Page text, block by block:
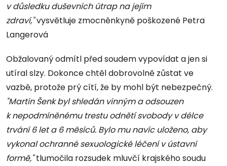
v důsledku duševních útrap na jejím
zdraví,"vysvětluje zmocněnkyně poškozené Petra
Langerová
Obžalovaný odmítl před soudem vypovídat a jen si
utíral slzy. Dokonce chtěl dobrovolně zůstat ve
vazbě, protože prý cítí, že by mohl být nebezpečný.
"Martin Šenk byl shledán vinným a odsouzen
k nepodmíněnému trestu odnětí svobody v délce
trvání 6 let a 6 měsíců. Bylo mu navíc uloženo, aby
vykonal ochranné sexuologické léčení v ústavní
formě,"tlumočila rozsudek mluvčí krajského soudu